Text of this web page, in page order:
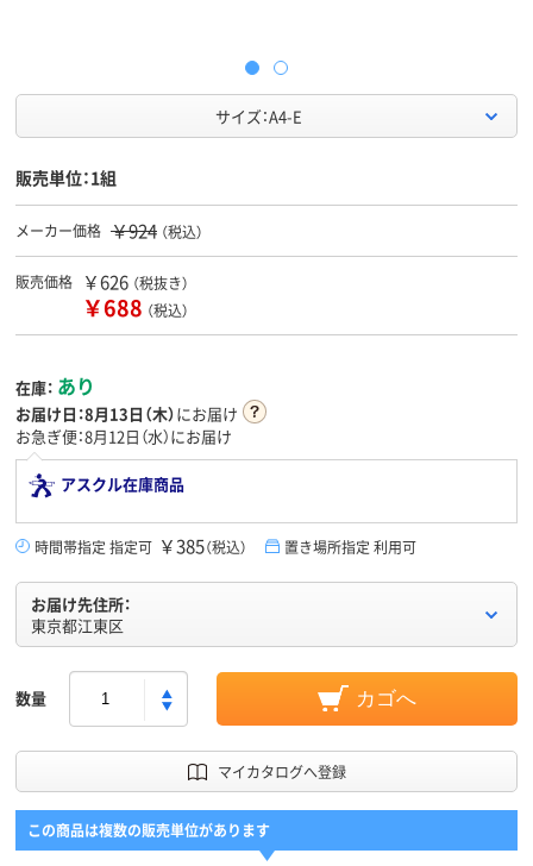
サイズ：A4-E
販売単位：1組
メーカー価格 ￥924 （税込）
販売価格 ￥626 （税抜き）
￥688 （税込）
在庫： あり
お届け日：8月13日（木）にお届け
お急ぎ便：8月12日（水）にお届け
アスクル在庫商品
時間帯指定 指定可 ￥385（税込） 置き場所指定 利用可
お届け先住所：
東京都江東区
数量 カゴへ
マイカタログへ登録
この商品は複数の販売単位があります